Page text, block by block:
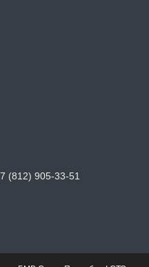
(812) 905-33-51